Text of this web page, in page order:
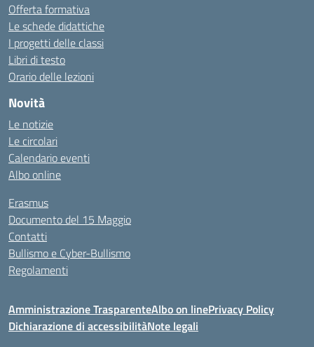
Offerta formativa
Le schede didattiche
I progetti delle classi
Libri di testo
Orario delle lezioni
Novità
Le notizie
Le circolari
Calendario eventi
Albo online
Erasmus
Documento del 15 Maggio
Contatti
Bullismo e Cyber-Bullismo
Regolamenti
Amministrazione TrasparenteAlbo on linePrivacy Policy
Dichiarazione di accessibilitàNote legali